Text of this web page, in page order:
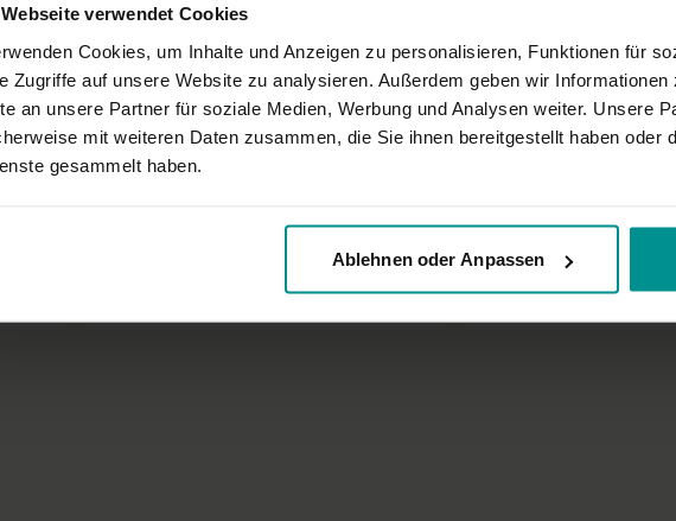
verwendet Cookies
Cookies, um Inhalte und Anzeigen zu personalisieren, Funktionen für
Zugriffe auf unsere Website zu analysieren. Außerdem geben wir
an unsere Partner für soziale Medien, Werbung und Analysen weiter. Unsere
mit weiteren Daten zusammen, die Sie ihnen bereitgestellt haben oder
gesammelt haben.
Ablehnen oder Anpassen
07.06.23 Open Your Wings